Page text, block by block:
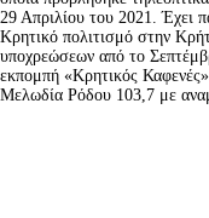
29 Απριλίου του 2021. Έχει
Κρητικό πολιτισμό στην
υποχρεώσεων από το
εκπομπή «Κρητικός
Μελωδία Ρόδου 103,7 με